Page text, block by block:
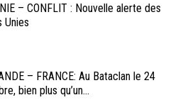
– CONFLIT : Nouvelle alerte des
Unies
– FRANCE: Au Bataclan le 24
bien plus qu’un...